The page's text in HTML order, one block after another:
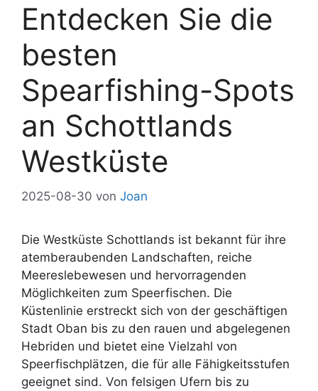
Entdecken Sie die
besten
Spearfishing-Spots
an Schottlands
Westküste
2025-08-30 von Joan
Die Westküste Schottlands ist bekannt für ihre
atemberaubenden Landschaften, reiche
Meereslebewesen und hervorragenden
Möglichkeiten zum Speerfischen. Die
Küstenlinie erstreckt sich von der geschäftigen
Stadt Oban bis zu den rauen und abgelegenen
Hebriden und bietet eine Vielzahl von
Speerfischplätzen, die für alle Fähigkeitsstufen
geeignet sind. Von felsigen Ufern bis zu